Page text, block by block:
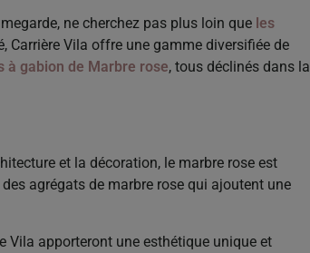
ne cherchez pas plus loin que les
Carrière Vila offre une gamme diversifiée de
à gabion de Marbre rose, tous déclinés dans la
et la décoration, le marbre rose est
agrégats de marbre rose qui ajoutent une
Vila apporteront une esthétique unique et